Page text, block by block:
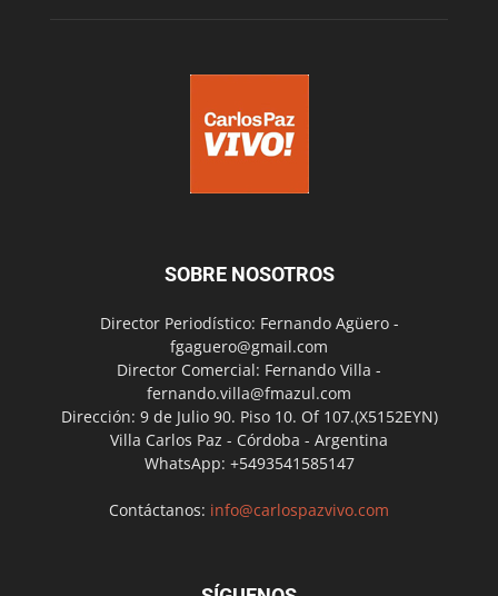
SOBRE NOSOTROS
Director Periodístico: Fernando Agüero -
fgaguero@gmail.com
Director Comercial: Fernando Villa -
fernando.villa@fmazul.com
Dirección: 9 de Julio 90. Piso 10. Of 107.(X5152EYN)
Villa Carlos Paz - Córdoba - Argentina
WhatsApp: +5493541585147
Contáctanos: info@carlospazvivo.com